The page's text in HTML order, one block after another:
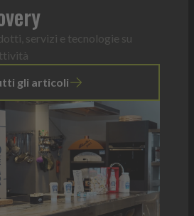
servizi e tecnologie su
gli articoli